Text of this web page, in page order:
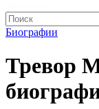
Биографии
Тревор